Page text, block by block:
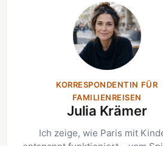
KORRESPONDENTIN FÜR
FAMILIENREISEN
Julia Krämer
Ich zeige, wie Paris mit